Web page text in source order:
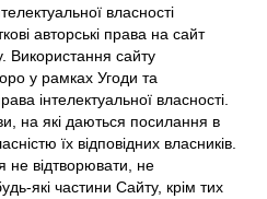
власності
авторські права на сайт
Використання сайту
у рамках Угоди та
інтелектуальної власності.
на які даються посилання в
їх відповідних власників.
не відтворювати, не
які частини Сайту, крім тих